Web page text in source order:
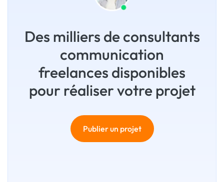
Des milliers de consultants
communication
freelances disponibles
pour réaliser votre projet
Publier un projet